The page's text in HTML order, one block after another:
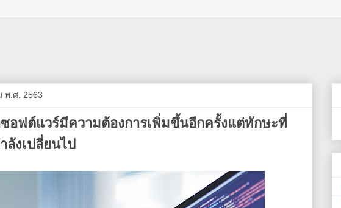
พ.ศ. 2563
อฟต์แวร์มีความต้องการเพิ่มขึ้นอีกครั้งแต่ทักษะที่
ลังเปลี่ยนไป